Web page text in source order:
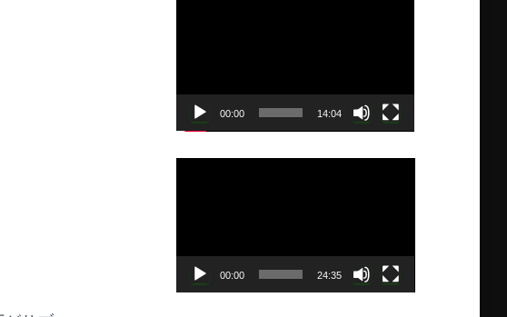
00:00 14:04
00:00 24:35